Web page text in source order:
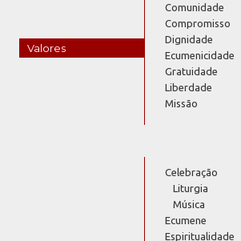
Valores
Comunidade
Compromisso
Dignidade
Ecumenicidade
Gratuidade
Liberdade
Missão
Celebração
Liturgia
Música
Ecumene
Espiritualidade